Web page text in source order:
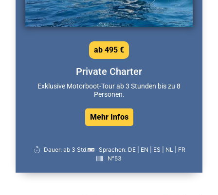
Private Charter
Exklusive Motorboot-Tour ab 3 Stunden bis zu 8
Personen.
Mehr Infos
ab 495 €
Dauer: ab 3 Std.
Sprachen: DE | EN | ES | NL | FR
N°53